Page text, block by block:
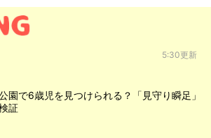
5:30更新
園で6歳児を見つけられる？「見守り瞬足」
証